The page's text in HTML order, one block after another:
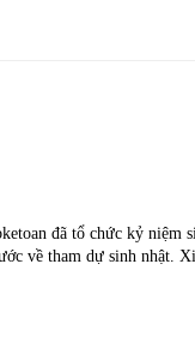
đã tổ chức kỷ
về tham dự sinh nhật.